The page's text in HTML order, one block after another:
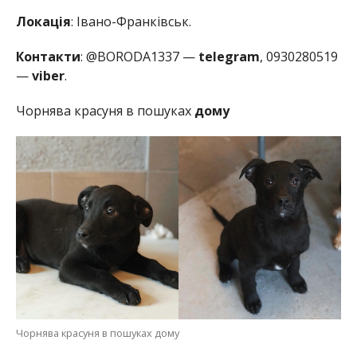
Локація: Івано-Франківськ.
Контакти: @BORODA1337 — telegram, 0930280519
—viber.
Чорнява красуня в пошукахдому
Чорнява красуня в пошуках дому